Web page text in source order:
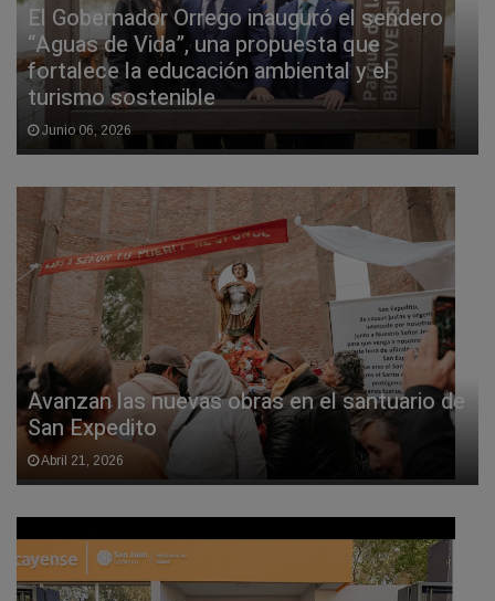
El Gobernador Orrego inauguró el sendero
“Aguas de Vida”, una propuesta que
fortalece la educación ambiental y el
turismo sostenible
Junio 06, 2026
Avanzan las nuevas obras en el santuario de
San Expedito
Abril 21, 2026